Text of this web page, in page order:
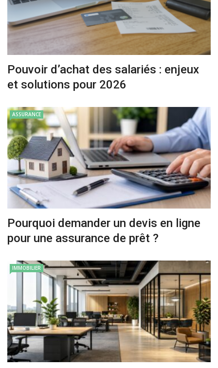
Pouvoir d’achat des salariés : enjeux
et solutions pour 2026
ASSURANCE
Pourquoi demander un devis en ligne
pour une assurance de prêt ?
IMMOBILIER